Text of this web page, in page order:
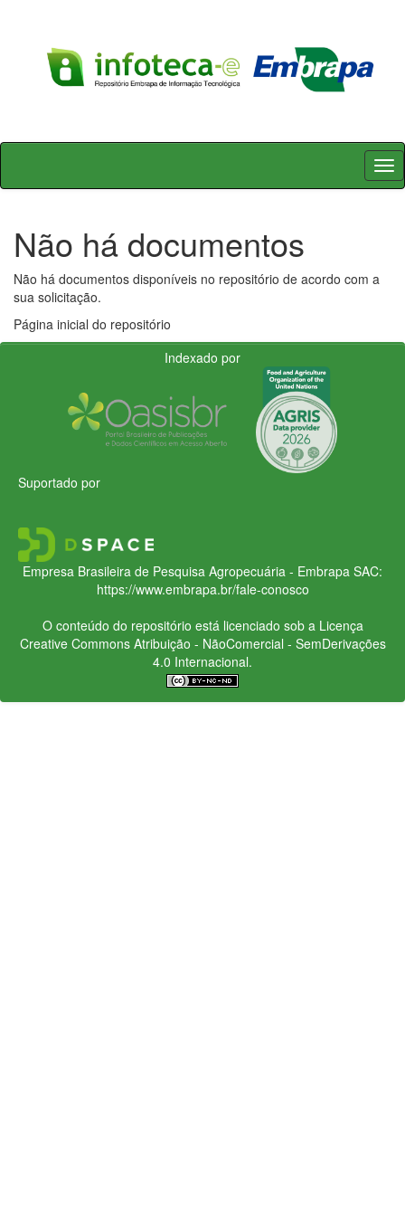
Skip
Não há documentos
Não há documentos disponíveis no repositório de acordo com a
sua solicitação.
Página inicial do repositório
Indexado por
Suportado por
Empresa Brasileira de Pesquisa Agropecuária - Embrapa SAC:
https://www.embrapa.br/fale-conosco
O conteúdo do repositório está licenciado sob a Licença
Creative CommonsAtribuição - NãoComercial - SemDerivações
4.0 Internacional.